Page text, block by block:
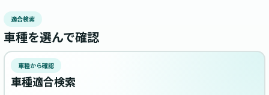
適合検索
車種を選んで確認
車種から確認
車種適合検索